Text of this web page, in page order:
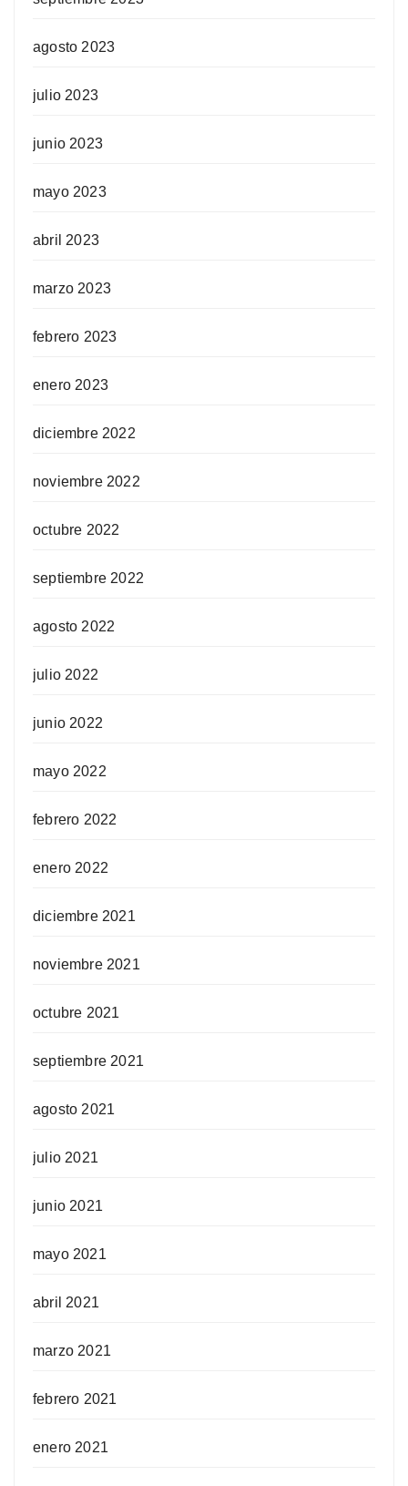
agosto 2023
julio 2023
junio 2023
mayo 2023
abril 2023
marzo 2023
febrero 2023
enero 2023
diciembre 2022
noviembre 2022
octubre 2022
septiembre 2022
agosto 2022
julio 2022
junio 2022
mayo 2022
febrero 2022
enero 2022
diciembre 2021
noviembre 2021
octubre 2021
septiembre 2021
agosto 2021
julio 2021
junio 2021
mayo 2021
abril 2021
marzo 2021
febrero 2021
enero 2021